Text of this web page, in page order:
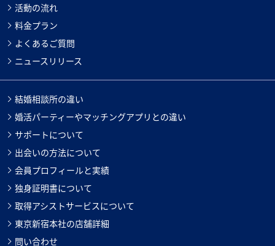
活動の流れ
料金プラン
よくあるご質問
ニュースリリース
結婚相談所の違い
婚活パーティーやマッチングアプリとの違い
サポートについて
出会いの方法について
会員プロフィールと実績
独身証明書について
取得アシストサービスについて
東京新宿本社の店舗詳細
問い合わせ